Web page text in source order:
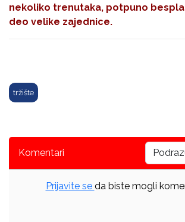
nekoliko trenutaka, potpuno
deo velike zajednice.
tržište
Komentari
Prijavite se da biste mogli